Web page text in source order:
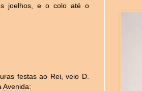
joelhos, e o colo até o
festas ao Rei, veio D.
Avenida: